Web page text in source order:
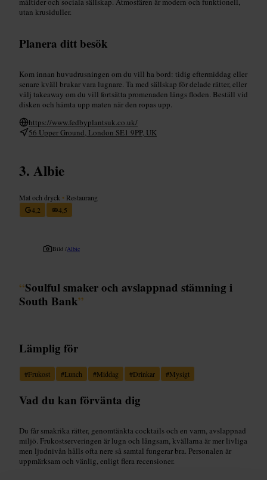
utan krusiduller.
Planera ditt besök
Kom innan huvudrusningen om du vill ha bord: tidig eftermiddag eller
senare kväll brukar vara lugnare. Ta med sällskap för delade rätter, eller
välj takeaway om du vill fortsätta promenaden längs floden. Beställ vid
disken och hämta upp maten när den ropas upp.
https://www.fedbyplantsuk.co.uk/
56 Upper Ground, London SE1 9PP, UK
Albie
Mat och dryck • Restaurang
4,2
4,5
Bild /Albie
“Soulful smaker och avslappnad stämning i
South Bank”
Lämplig för
#Frukost #Lunch #Middag #Drinkar #Mysigt
Vad du kan förvänta dig
Du får smakrika rätter, genomtänkta cocktails och en varm, avslappnad
miljö. Frukostserveringen är lugn och långsam, kvällarna är mer livliga
men ljudnivån hålls ofta nere så samtal fungerar bra. Personalen är
uppmärksam och vänlig, enligt flera recensioner.